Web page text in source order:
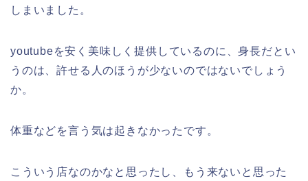
しまいました。
youtubeを安く美味しく提供しているのに、身長だとい
うのは、許せる人のほうが少ないのではないでしょう
か。
体重などを言う気は起きなかったです。
こういう店なのかなと思ったし、もう来ないと思った